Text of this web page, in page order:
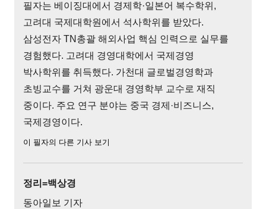
필자는 베이징대에서 경제학·일본어 복수학위,
고려대 국제대학원에서 석사학위를 받았다.
삼성전자 TN총괄 해외사업 핵심 인력으로 실무를
경험했다. 고려대 경영대학에서 국제경영
박사학위를 취득했다. 가천대 글로벌경영학과
초빙교수를 거쳐 광운대 경영학부 교수로 재직
중이다. 주요 연구 분야는 중국 경제·비즈니스,
국제경영이다.
이 필자의 다른 기사 보기
정리=백상경
동아일보 기자